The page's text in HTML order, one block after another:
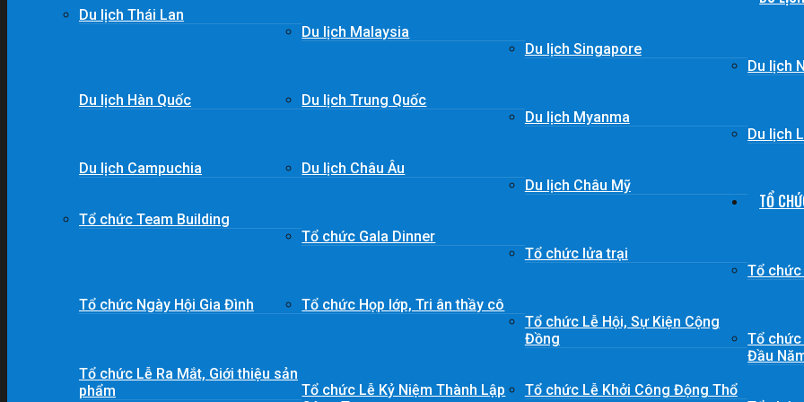
Du lịch Thái Lan
Du lịch Malaysia
Du lịch Singapore
Du lịch
Du lịch Hàn Quốc
Du lịch Trung Quốc
Du lịch Myanma
Du lịch
Du lịch Campuchia
Du lịch Châu Âu
Du lịch Châu Mỹ
TỔ
Tổ chức Team Building
Tổ chức Gala Dinner
Tổ chức lửa trại
Tổ chức
Tổ chức Ngày Hội Gia Đình
Tổ chức Họp lớp, Tri ân thầy cô
Tổ chức Lễ Hội, Sự Kiện Cộng
Đồng
Tổ chức
Đầu
Tổ chức Lễ Ra Mắt, Giới thiệu sản
phẩm
Tổ chức Lễ Kỷ Niệm Thành Lập
Tổ chức Lễ Khởi Công Động Thổ